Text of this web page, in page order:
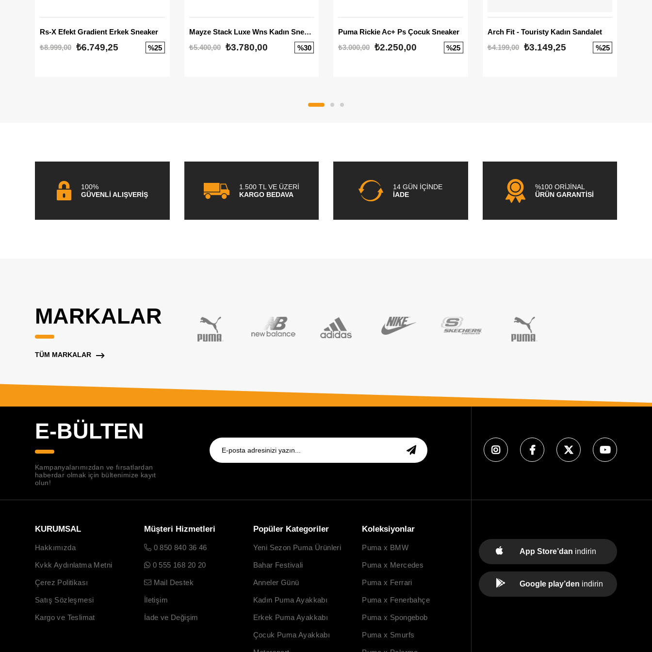
Rs-X Efekt Gradient Erkek Sneaker
₺8.999,00 ₺6.749,25 %25
Mayze Stack Luxe Wns Kadın Sneaker
₺5.400,00
₺3.780,00 %30
Puma Rickie Ac+ Ps Çocuk Sneaker
₺3.000,00 ₺2.250,00 %25
Arch Fit - Touristy Kadın Sandalet
₺4.199,00
₺3.149,25 %25
100%
GÜVENLİ ALIŞVERİŞ
1.500 TL VE ÜZERİ
KARGO BEDAVA
14 GÜN İÇİNDE
İADE
%100 ORİJİNAL
ÜRÜN GARANTİSİ
MARKALAR
TÜM MARKALAR
E-BÜLTEN
Kampanyalarımızdan ve fırsatlardan
haberdar olmak için bültenimize kayıt
olun!
KURUMSAL
Hakkımızda
Kvkk Aydınlatma Metni
Çerez Politikası
Satış Sözleşmesi
Kargo ve Teslimat
Müşteri Hizmetleri
0 850 840 36 46
0 555 168 20 20
Mail Destek
İletişim
İade ve Değişim
Popüler Kategoriler
Yeni Sezon Puma Ürünleri
Bahar Festivali
Anneler Günü
Kadın Puma Ayakkabı
Erkek Puma Ayakkabı
Çocuk Puma Ayakkabı
Koleksiyonlar
Puma x BMW
Puma x Mercedes
Puma x Ferrari
Puma x Fenerbahçe
Puma x Spongebob
Puma x Smurfs
App Store’dan indirin
Google play’den indirin